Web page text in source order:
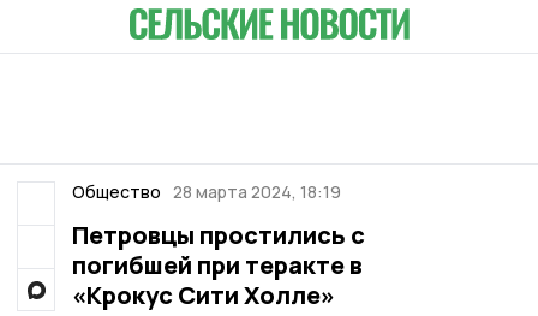
Общество 28 марта 2024, 18:19
Петровцы простились с
погибшей при теракте в
«Крокус Сити Холле»